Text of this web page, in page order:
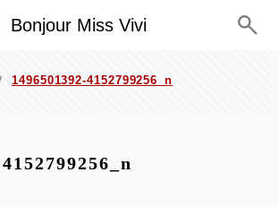
Bonjour Miss Vivi
1496501392-4152799256_n